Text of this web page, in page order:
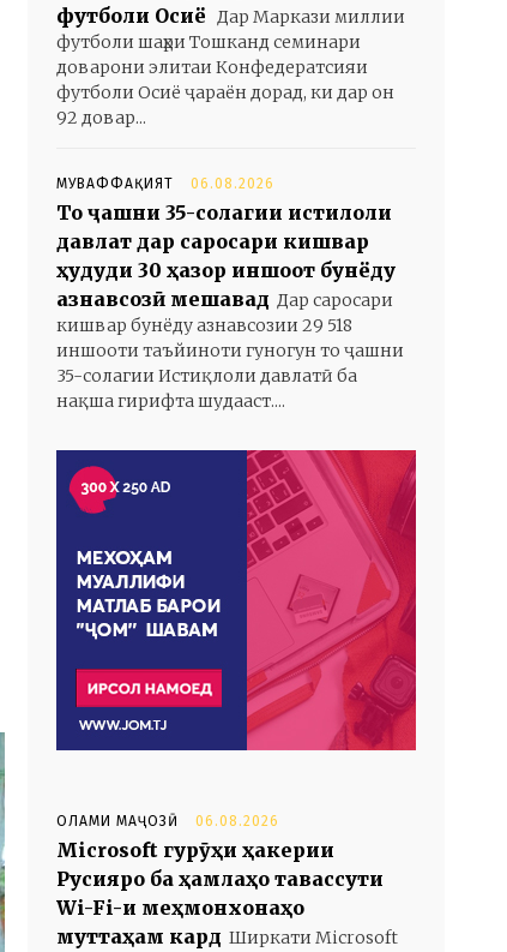
футболи Осиё Дар Маркази миллии
футболи шаҳри Тошканд семинари
доварони элитаи Конфедератсияи
футболи Осиё ҷараён дорад, ки дар он
92 довар...
МУВАФФАҚИЯТ 06.08.2026
То ҷашни 35-солагии истиқлоли
давлат дар саросари кишвар
ҳудуди 30 ҳазор иншоот бунёду
азнавсозӣ мешавад Дар саросари
кишвар бунёду азнавсозии 29 518
иншооти таъйиноти гуногун то ҷашни
35-солагии Истиқлоли давлатӣ ба
нақша гирифта шудааст....
ОЛАМИ МАҶОЗӢ 06.08.2026
Microsoft гурӯҳи ҳакерии
Русияро ба ҳамлаҳо тавассути
Wi-Fi-и меҳмонхонаҳо
муттаҳам кард Ширкати Microsoft